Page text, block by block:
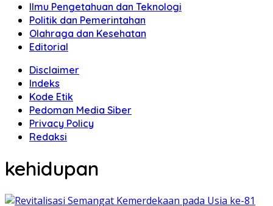
Ilmu Pengetahuan dan Teknologi
Politik dan Pemerintahan
Olahraga dan Kesehatan
Editorial
Disclaimer
Indeks
Kode Etik
Pedoman Media Siber
Privacy Policy
Redaksi
kehidupan